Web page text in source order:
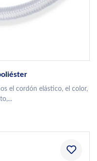
el cordón elástico, el color,